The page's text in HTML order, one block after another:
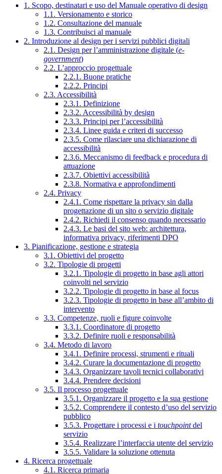
1. Scopo, destinatari e uso del Manuale operativo di design
1.1. Versionamento e storico
1.2. Consultazione del manuale
1.3. Contribuisci al manuale
2. Introduzione al design per i servizi pubblici digitali
2.1. Design per l’amministrazione digitale (e-
government)
2.2. L’approccio progettuale
2.2.1. Buone pratiche
2.2.2. Principi
2.3. Accessibilità
2.3.1. Definizione
2.3.2. Accessibilità by design
2.3.3. Principi per l’accessibilità
2.3.4. Linee guida e criteri di successo
2.3.5. Come rilasciare una dichiarazione di
accessibilità
2.3.6. Meccanismo di feedback e procedura di
attuazione
2.3.7. Obiettivi accessibilità
2.3.8. Normativa e approfondimenti
2.4. Privacy
2.4.1. Come rispettare la privacy sin dalla
progettazione di un sito o servizio digitale
2.4.2. Richiedi il consenso quando necessario
2.4.3. Le basi del sito web: architettura,
informativa privacy, riferimenti DPO
3. Pianificazione, gestione e strategia
3.1. Obiettivi del progetto
3.2. Tipologie di progetti
3.2.1. Tipologie di progetto in base agli attori
coinvolti nel servizio
3.2.2. Tipologie di progetto in base al focus
3.2.3. Tipologie di progetto in base all’ambito di
intervento
3.3. Competenze, ruoli e figure coinvolte
3.3.1. Coordinatore di progetto
3.3.2. Definire ruoli e responsabilità
3.4. Metodo di lavoro
3.4.1. Definire processi, strumenti e rituali
3.4.2. Curare la documentazione di progetto
3.4.3. Organizzare tavoli tecnici collaborativi
3.4.4. Prendere decisioni
3.5. Il processo progettuale
3.5.1. Organizzare il progetto e la sua gestione
3.5.2. Comprendere il contesto d’uso del servizio
pubblico
3.5.3. Progettare i processi e i touchpointdel
servizio
3.5.4. Realizzare l’interfaccia utente del servizio
3.5.5. Validare la soluzione ottenuta
4. Ricerca progettuale
4.1. Ricerca primaria